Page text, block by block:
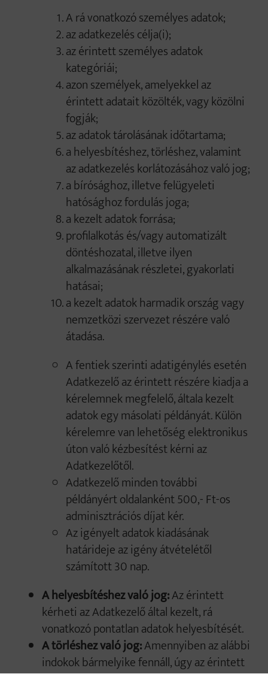
A rá vonatkozó személyes adatok;
az adatkezelés célja(i);
az érintett személyes adatok
kategóriái;
azon személyek, amelyekkel az
érintett adatait közölték, vagy közölni
fogják;
az adatok tárolásának időtartama;
a helyesbítéshez, törléshez, valamint
az adatkezelés korlátozásához való jog;
a bírósághoz, illetve felügyeleti
hatósághoz fordulás joga;
a kezelt adatok forrása;
profilalkotás és/vagy automatizált
döntéshozatal, illetve ilyen
alkalmazásának részletei, gyakorlati
hatásai;
a kezelt adatok harmadik ország vagy
nemzetközi szervezet részére való
átadása.
A fentiek szerinti adatigénylés esetén
Adatkezelő az érintett részére kiadja a
kérelemnek megfelelő, általa kezelt
adatok egy másolati példányát. Külön
kérelemre van lehetőség elektronikus
úton való kézbesítést kérni az
Adatkezelőtől.
Adatkezelő minden további
példányért oldalanként 500,- Ft-os
adminisztrációs díjat kér.
Az igényelt adatok kiadásának
határideje az igény átvételétől
számított 30 nap.
A helyesbítéshez való jog:Az érintett
kérheti az Adatkezelő által kezelt, rá
vonatkozó pontatlan adatok helyesbítését.
A törléshez való jog:Amennyiben az alábbi
indokok bármelyike fennáll, úgy az érintett